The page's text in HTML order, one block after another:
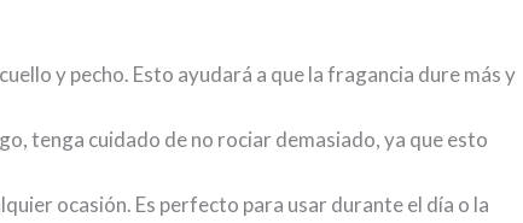
y pecho. Esto ayudará a que la fragancia dure más y
tenga cuidado de no rociar demasiado, ya que esto
ocasión. Es perfecto para usar durante el día o la